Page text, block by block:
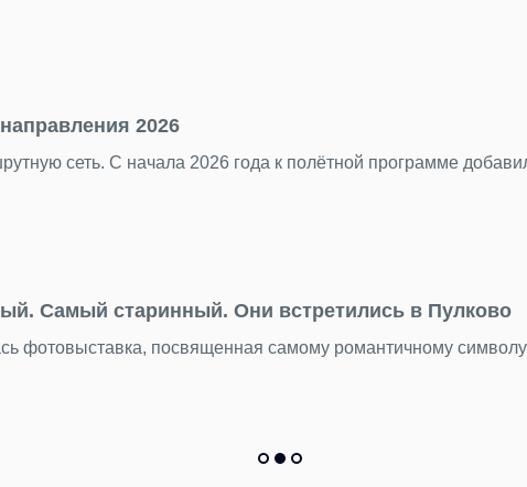
2026
сеть. С начала 2026 года к полётной программе
Самый старинный. Они встретились в Пулково
фотовыставка, посвященная самому романтичному